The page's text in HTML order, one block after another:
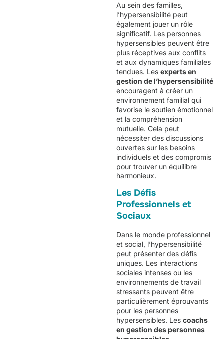
Au sein des familles,
l’hypersensibilité peut
également jouer un rôle
significatif. Les personnes
hypersensibles peuvent être
plus réceptives aux conflits
et aux dynamiques familiales
tendues. Les experts en
gestion de l’hypersensibilité
encouragent à créer un
environnement familial qui
favorise le soutien émotionnel
et la compréhension
mutuelle. Cela peut
nécessiter des discussions
ouvertes sur les besoins
individuels et des compromis
pour trouver un équilibre
harmonieux.
Les Défis
Professionnels et
Sociaux
Dans le monde professionnel
et social, l’hypersensibilité
peut présenter des défis
uniques. Les interactions
sociales intenses ou les
environnements de travail
stressants peuvent être
particulièrement éprouvants
pour les personnes
hypersensibles. Les coachs
en gestion des personnes